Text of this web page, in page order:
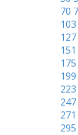
70
103
127
151
175
199
223
247
271
295